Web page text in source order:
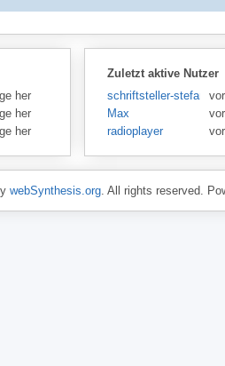
her
her
her
Zuletzt aktive Nutzer
schriftsteller-stefansen
Max
radioplayer
webSynthesis.org. All rights reserved.